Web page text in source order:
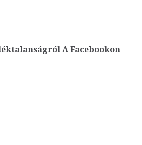
A Facebookon